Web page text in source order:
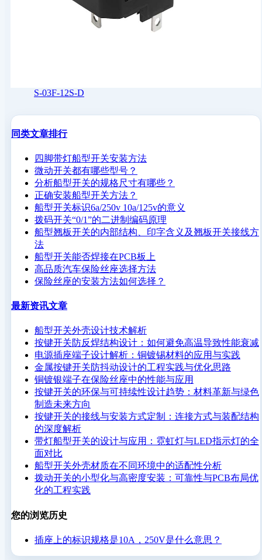
S-03F-12S-D
同类文章排行
四脚带灯船型开关安装方法
微动开关都有哪些型号？
分析船型开关的规格尺寸有哪些？
正确安装船型开关方法？
船型开关标识6a/250v 10a/125v的意义
拨码开关“0/1”的二进制编码原理
船型翘板开关的内部结构、印字含义及翘板开关接线方
法
船型开关能否焊接在PCB板上
高品质汽车保险丝座选择方法
保险丝座的安装方法如何选择？
最新资讯文章
船型开关外壳设计技术解析
按键开关防反焊结构设计：如何避免高温导致性能衰减
电源插座端子设计解析：铜镀锡材料的应用与实践
金属按键开关防抖动设计的工程实践与优化思路
铜镀银端子在保险丝座中的性能与应用
按键开关的环保与可持续性设计趋势：材料革新与绿色
制造未来方向
按键开关的接线与安装方式定制：连接方式与装配结构
的深度解析
带灯船型开关的设计与应用：霓虹灯与LED指示灯的全
面对比
船型开关外壳材质在不同环境中的适配性分析
拨动开关的小型化与高密度安装：可靠性与PCB布局优
化的工程实践
您的浏览历史
插座上的标识规格是10A，250V是什么意思？